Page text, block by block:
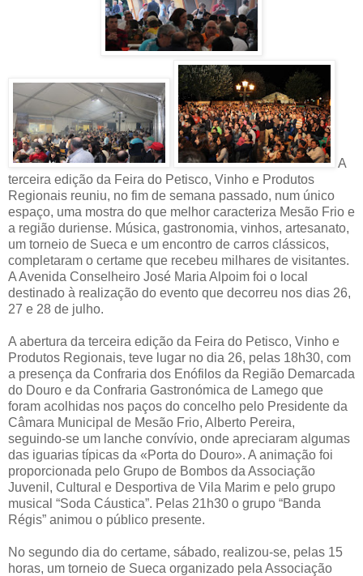
A
terceira edição da Feira do Petisco, Vinho e Produtos
Regionais reuniu, no fim de semana passado, num único
espaço, uma mostra do que melhor caracteriza Mesão Frio e
a região duriense. Música, gastronomia, vinhos, artesanato,
um torneio de Sueca e um encontro de carros clássicos,
completaram o certame que recebeu milhares de visitantes.
A Avenida Conselheiro José Maria Alpoim foi o local
destinado à realização do evento que decorreu nos dias 26,
27 e 28 de julho.
A abertura da terceira edição da Feira do Petisco, Vinho e
Produtos Regionais, teve lugar no dia 26, pelas 18h30, com
a presença da Confraria dos Enófilos da Região Demarcada
do Douro e da Confraria Gastronómica de Lamego que
foram acolhidas nos paços do concelho pelo Presidente da
Câmara Municipal de Mesão Frio, Alberto Pereira,
seguindo-se um lanche convívio, onde apreciaram algumas
das iguarias típicas da «Porta do Douro». A animação foi
proporcionada pelo Grupo de Bombos da Associação
Juvenil, Cultural e Desportiva de Vila Marim e pelo grupo
musical “Soda Cáustica”. Pelas 21h30 o grupo “Banda
Régis” animou o público presente.
No segundo dia do certame, sábado, realizou-se, pelas 15
horas, um torneio de Sueca organizado pela Associação